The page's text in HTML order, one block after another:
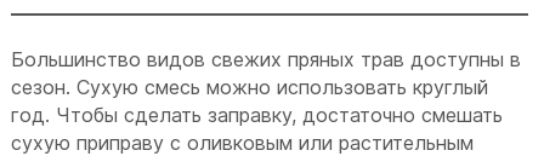
Большинство видов свежих пряных трав доступны в
сезон. Сухую смесь можно использовать круглый
год. Чтобы сделать заправку, достаточно смешать
сухую приправу с оливковым или растительным